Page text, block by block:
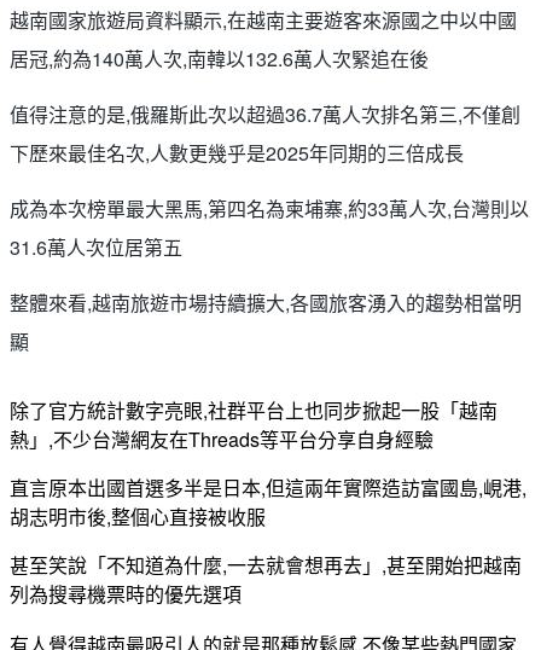
越南國家旅遊局資料顯示,在越南主要遊客來源國之中以中國
居冠,約為140萬人次,南韓以132.6萬人次緊追在後
值得注意的是,俄羅斯此次以超過36.7萬人次排名第三,不僅創
下歷來最佳名次,人數更幾乎是2025年同期的三倍成長
成為本次榜單最大黑馬,第四名為柬埔寨,約33萬人次,台灣則以
31.6萬人次位居第五
整體來看,越南旅遊市場持續擴大,各國旅客湧入的趨勢相當明
顯
除了官方統計數字亮眼,社群平台上也同步掀起一股「越南
熱」,不少台灣網友在Threads等平台分享自身經驗
直言原本出國首選多半是日本,但這兩年實際造訪富國島,峴港,
胡志明市後,整個心直接被收服
甚至笑說「不知道為什麼,一去就會想再去」,甚至開始把越南
列為搜尋機票時的優先選項
有人覺得越南最吸引人的就是那種放鬆感,不像某些熱門國家